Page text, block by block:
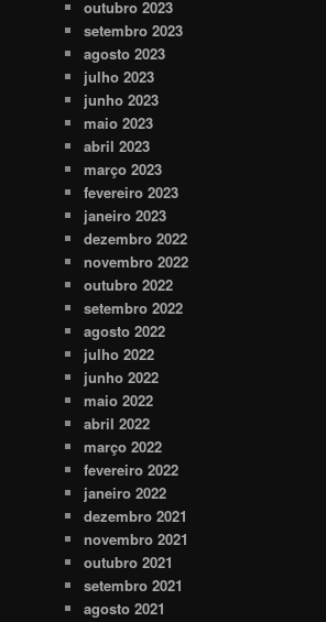
outubro 2023
setembro 2023
agosto 2023
julho 2023
junho 2023
maio 2023
abril 2023
março 2023
fevereiro 2023
janeiro 2023
dezembro 2022
novembro 2022
outubro 2022
setembro 2022
agosto 2022
julho 2022
junho 2022
maio 2022
abril 2022
março 2022
fevereiro 2022
janeiro 2022
dezembro 2021
novembro 2021
outubro 2021
setembro 2021
agosto 2021